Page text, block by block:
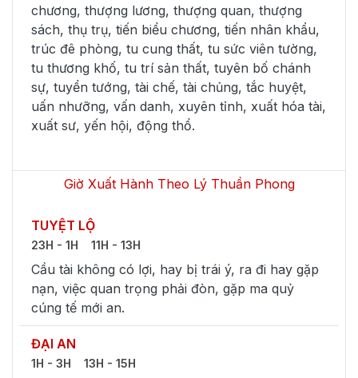
chương, thượng lương, thượng quan, thượng
sách, thụ trụ, tiến biểu chương, tiến nhân khẩu,
trúc đê phòng, tu cung thất, tu sức viên tường,
tu thương khố, tu trí sản thất, tuyên bố chánh
sự, tuyển tướng, tài chế, tài chủng, tắc huyệt,
uấn nhưỡng, vấn danh, xuyên tỉnh, xuất hóa tài,
xuất sư, yến hội, động thổ.
Giờ Xuất Hành Theo Lý Thuần Phong
TUYỆT LỘ
23H - 1H 11H - 13H
Cầu tài không có lợi, hay bị trái ý, ra đi hay gặp
nạn, việc quan trọng phải đòn, gặp ma quỷ
cúng tế mới an.
ĐẠI AN
1H - 3H 13H - 15H